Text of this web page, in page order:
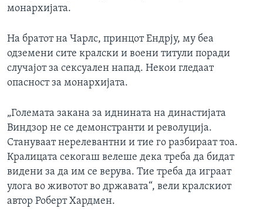
монархијата.
На братот на Чарлс, принцот Ендрју, му беа
одземени сите кралски и воени титули поради
случајот за сексуален напад. Некои гледаат
опасност за монархијата.
„Големата закана за иднината на династијата
Виндзор не се демонстранти и револуција.
Стануваат нерелевантни и тие го разбираат тоа.
Кралицата секогаш велеше дека треба да бидат
видени за да им се верува. Тие треба да играат
улога во животот во државата“, вели кралскиот
автор Роберт Хардмен.